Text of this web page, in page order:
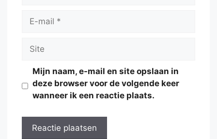
Site
Mijn naam, e-mail en site opslaan in
deze browser voor de volgende keer
wanneer ik een reactie plaats.